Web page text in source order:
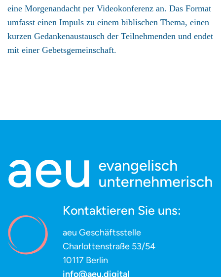
eine Morgenandacht per Videokonferenz an. Das Format
umfasst einen Impuls zu einem biblischen Thema, einen
kurzen Gedankenaustausch der Teilnehmenden und endet
mit einer Gebetsgemeinschaft.
Kontaktieren Sie uns:
aeu Geschäftsstelle
Charlottenstraße 53/54
10117 Berlin
info@aeu.digital